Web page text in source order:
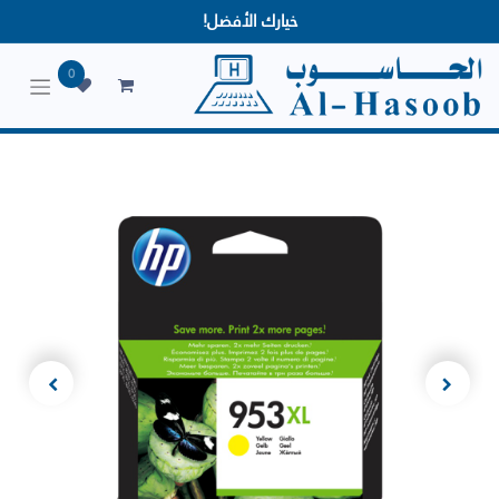
خيارك الأفضل!
0